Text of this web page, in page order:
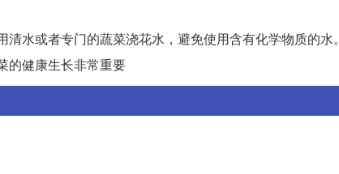
清水或者专门的蔬菜浇花水，避免使用含有化学物质的
的健康生长非常重要